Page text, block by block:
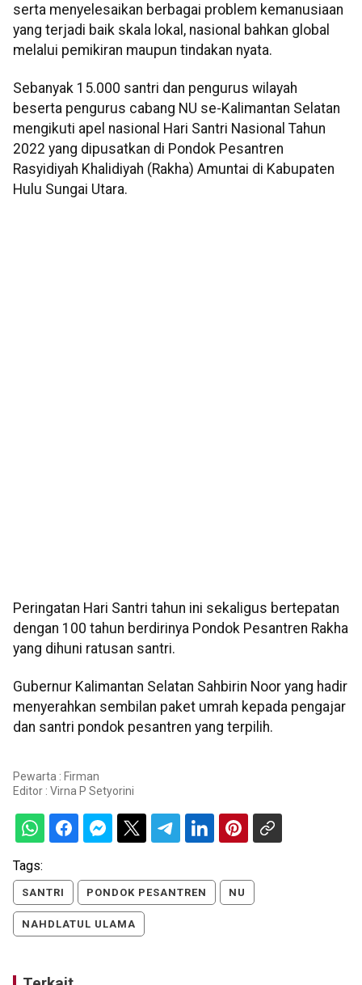
serta menyelesaikan berbagai problem kemanusiaan
yang terjadi baik skala lokal, nasional bahkan global
melalui pemikiran maupun tindakan nyata.
Sebanyak 15.000 santri dan pengurus wilayah
beserta pengurus cabang NU se-Kalimantan Selatan
mengikuti apel nasional Hari Santri Nasional Tahun
2022 yang dipusatkan di Pondok Pesantren
Rasyidiyah Khalidiyah (Rakha) Amuntai di Kabupaten
Hulu Sungai Utara.
Peringatan Hari Santri tahun ini sekaligus bertepatan
dengan 100 tahun berdirinya Pondok Pesantren Rakha
yang dihuni ratusan santri.
Gubernur Kalimantan Selatan Sahbirin Noor yang hadir
menyerahkan sembilan paket umrah kepada pengajar
dan santri pondok pesantren yang terpilih.
Pewarta : Firman
Editor : Virna P Setyorini
Tags:
SANTRI PONDOK PESANTREN NU
NAHDLATUL ULAMA